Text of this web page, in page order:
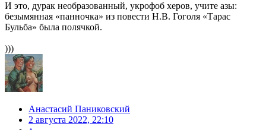
И это, дурак необразованный, укрофоб херов, учите азы:
безымянная «панночка» из повести Н.В. Гоголя «Тарас
Бульба» была полячкой.
)))
Анастасий Паниковский
2 августа 2022, 22:10